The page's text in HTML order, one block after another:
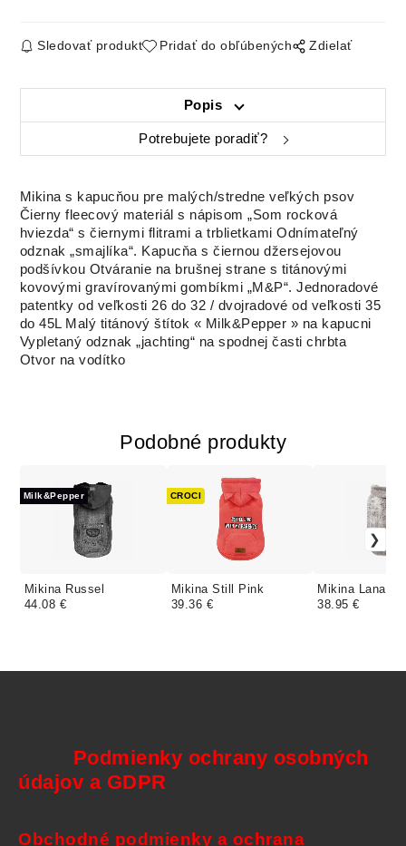
Sledovať produkt Pridať do obľúbených Zdielať
Popis
Potrebujete poradiť?
Mikina s kapucňou pre malých/stredne veľkých psov
Čierny fleecový materiál s nápisom „Som rocková
hviezda“ s čiernymi flitrami a trblietkamiOdnímateľný
odznak „smajlíka“. Kapucňa s čiernou džersejovou
podšívkou Otváranie na brušnej strane s titánovými
kovovými gravírovanými gombíkmi „M&P“.Jednoradové
patentky od veľkosti 26 do 32 / dvojradové od veľkosti 35
do 45L Malý titánový štítok « Milk&Pepper » na kapucni
Vypletaný odznak „jachting“ na spodnej časti chrbta
Otvor na vodítko
Podobné produkty
Mikina Russel
Milk&Pepper
44.08 €
Mikina Still Pink
CROCI
39.36 €
Mikina Lana
38.95 €
Podmienky ochrany osobných
údajov a GDPR
Obchodné podmienky a ochrana